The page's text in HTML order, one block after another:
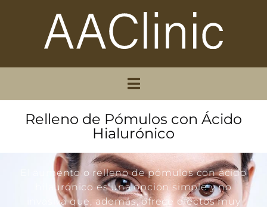
Relleno de Pómulos con Ácido
Hialurónico
El aumento o relleno de pómulos con ácido
hilaurónico es una opción simple y no
invasiva que, además, ofrece efectos muy